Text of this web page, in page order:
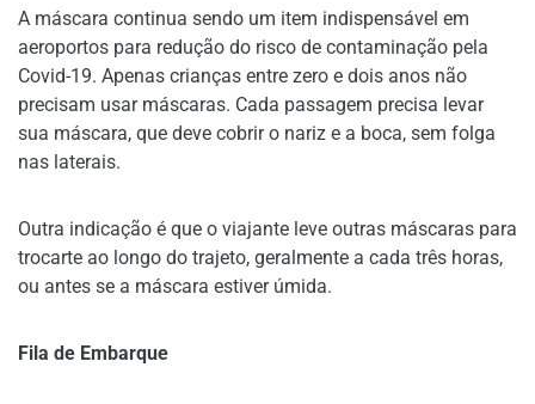
A máscara continua sendo um item indispensável em
aeroportos para redução do risco de contaminação pela
Covid-19. Apenas crianças entre zero e dois anos não
precisam usar máscaras. Cada passagem precisa levar
sua máscara, que deve cobrir o nariz e a boca, sem folga
nas laterais.
Outra indicação é que o viajante leve outras máscaras para
trocarte ao longo do trajeto, geralmente a cada três horas,
ou antes se a máscara estiver úmida.
Fila de Embarque